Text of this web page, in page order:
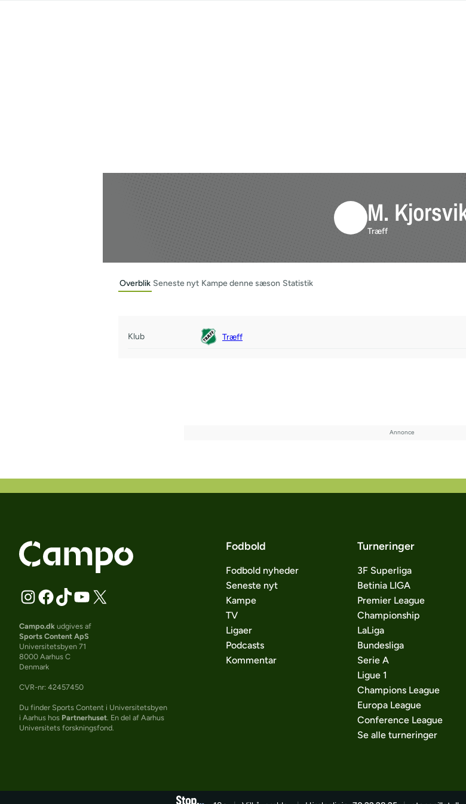
M.
Træff
Overblik Seneste nyt Kampe denne sæson Statistik
Klub Træff
Campo.dk udgives af
Sports Content ApS
Universitetsbyen 71
8000 Aarhus C
Denmark
CVR-nr: 42457450
Du finder Sports Content i Universitetsbyen
i Aarhus hos Partnerhuset . En del af Aarhus
Universitets forskningsfond.
Fodbold
Fodbold nyheder
Seneste nyt
Kampe
TV
Ligaer
Podcasts
Kommentar
Turneringer
3F Superliga
Betinia LIGA
Premier League
Championship
LaLiga
Bundesliga
Serie A
Ligue 1
Champions League
Europa League
Conference League
Se alle turneringer